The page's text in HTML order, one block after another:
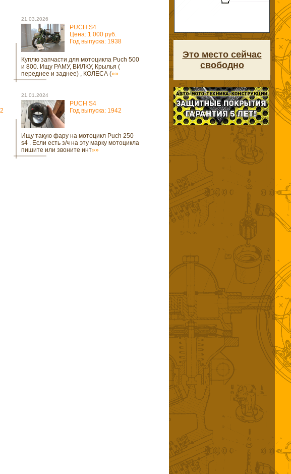
21.03.2026
PUCH S4
Цена: 1 000 руб.
Год выпуска: 1938
Куплю запчасти для мотоцикла Puch 500
и 800. Ищу РАМУ, ВИЛКУ, Крылья (
переднее и заднее) , КОЛЕСА (»»
21.01.2024
PUCH S4
Год выпуска: 1942
Ищу такую фару на мотоцикл Puch 250
s4 . Если есть з/ч на эту марку мотоцикла
пишите или звоните инт»»
Это место сейчас
свободно